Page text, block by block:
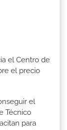
el Centro de
el precio
el
Técnico
para